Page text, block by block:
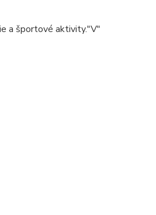
a športové aktivity."V"